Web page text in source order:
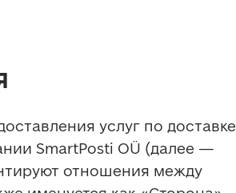
услуг по доставке
SmartPosti OÜ (далее —
отношения между